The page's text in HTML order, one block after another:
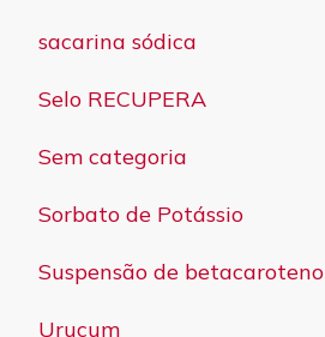
sacarina sódica
Selo RECUPERA
Sem categoria
Sorbato de Potássio
Suspensão de betacaroteno
Urucum